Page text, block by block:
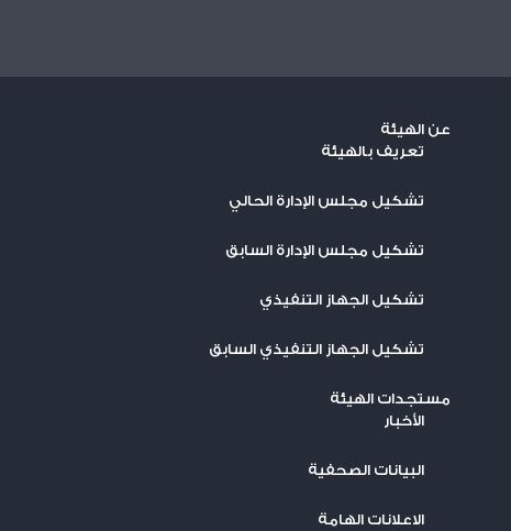
عن الهيئة
تعريف بالهيئة
تشكيل مجلس الإدارة الحالي
تشكيل مجلس الإدارة السابق
تشكيل الجهاز التنفيذي
تشكيل الجهاز التنفيذي السابق
مستجدات الهيئة
اﻷخبار
البيانات الصحفية
الاعلانات الهامة